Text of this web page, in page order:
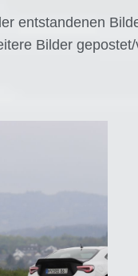
entstandenen
Bilder